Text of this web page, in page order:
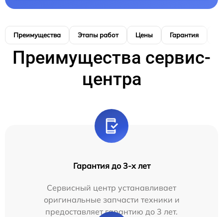
Преимущества Этапы работ Цены Гарантия
Преимущества сервис-
центра
Гарантия до 3-х лет
Сервисный центр устанавливает
оригинальные запчасти техники и
предоставляет гарантию до 3 лет.